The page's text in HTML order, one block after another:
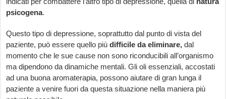
psicogena.
Questo tipo di depressione, soprattutto dal punto di vista del
paziente, può essere quello piùdifficile da eliminare, dal
momento che le sue cause non sono riconducibili all’organismo
ma dipendono da dinamiche mentali. Gli oli essenziali, accostati
ad una buona aromaterapia, possono aiutare di gran lunga il
paziente a venire fuori da questa situazione nella maniera più